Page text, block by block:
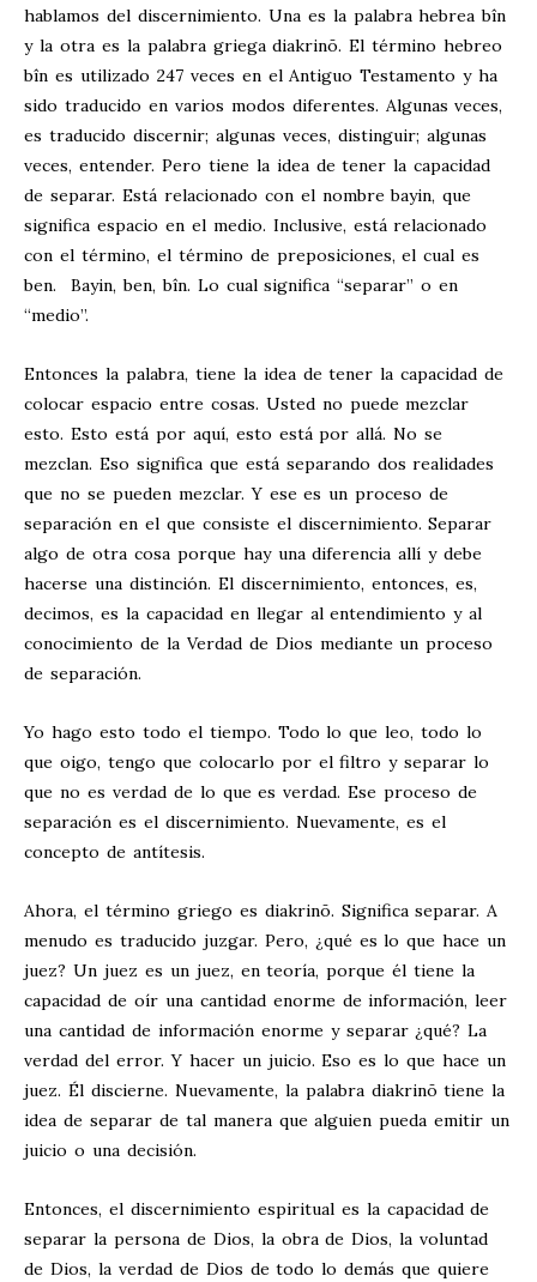
hablamos del discernimiento. Una es la palabra hebrea bîn
y la otra es la palabra griega diakrinō. El término hebreo
bîn es utilizado 247 veces en el Antiguo Testamento y ha
sido traducido en varios modos diferentes. Algunas veces,
es traducido discernir; algunas veces, distinguir; algunas
veces, entender. Pero tiene la idea de tener la capacidad
de separar. Está relacionado con el nombre bayin, que
significa espacio en el medio. Inclusive, está relacionado
con el término, el término de preposiciones, el cual es
ben. Bayin, ben, bîn. Lo cual significa “separar” o en
“medio”.
Entonces la palabra, tiene la idea de tener la capacidad de
colocar espacio entre cosas. Usted no puede mezclar
esto. Esto está por aquí, esto está por allá. No se
mezclan. Eso significa que está separando dos realidades
que no se pueden mezclar. Y ese es un proceso de
separación en el que consiste el discernimiento. Separar
algo de otra cosa porque hay una diferencia allí y debe
hacerse una distinción. El discernimiento, entonces, es,
decimos, es la capacidad en llegar al entendimiento y al
conocimiento de la Verdad de Dios mediante un proceso
de separación.
Yo hago esto todo el tiempo. Todo lo que leo, todo lo
que oigo, tengo que colocarlo por el filtro y separar lo
que no es verdad de lo que es verdad. Ese proceso de
separación es el discernimiento. Nuevamente, es el
concepto de antítesis.
Ahora, el término griego es diakrinō. Significa separar. A
menudo es traducido juzgar. Pero, ¿qué es lo que hace un
juez? Un juez es un juez, en teoría, porque él tiene la
capacidad de oír una cantidad enorme de información, leer
una cantidad de información enorme y separar ¿qué? La
verdad del error. Y hacer un juicio. Eso es lo que hace un
juez. Él discierne. Nuevamente, la palabra diakrinō tiene la
idea de separar de tal manera que alguien pueda emitir un
juicio o una decisión.
Entonces, el discernimiento espiritual es la capacidad de
separar la persona de Dios, la obra de Dios, la voluntad
de Dios, la verdad de Dios de todo lo demás que quiere